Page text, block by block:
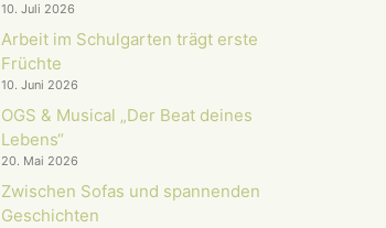
10. Juli 2026
Arbeit im Schulgarten trägt erste
Früchte
10. Juni 2026
OGS & Musical „Der Beat deines
Lebens“
20. Mai 2026
Zwischen Sofas und spannenden
Geschichten